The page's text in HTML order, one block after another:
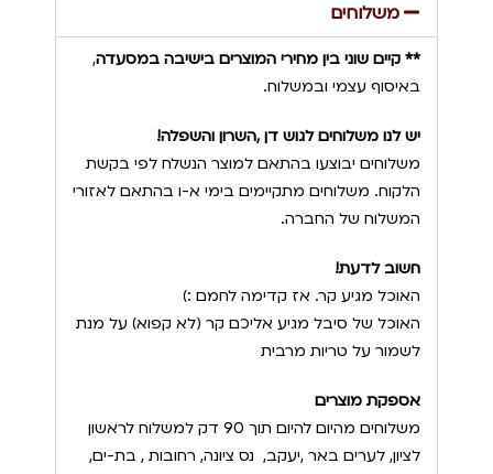
משלוחים
** קיים שוני בין מחירי המוצרים בישיבה במסעדה,
באיסוף עצמי ובמשלוח.
יש לנו משלוחים לגוש דן ,השרון והשפלה!
משלוחים יבוצעו בהתאם למוצר הנשלח לפי בקשת
הלקוח. משלוחים מתקיימים בימי א-ו בהתאם לאזורי
המשלוח של החברה.
חשוב לדעת!
האוכל מגיע קר. אז קדימה לחמם :)
האוכל של סיבל מגיע אליכם קר (לא קפוא) על מנת
לשמור על טריות מרבית
אספקת מוצרים
משלוחים מהיום להיום תוך 90 דק למשלוח לראשון
לציון, לערים באר ,יעקב, נס ציונה, רחובות , בת-ים,